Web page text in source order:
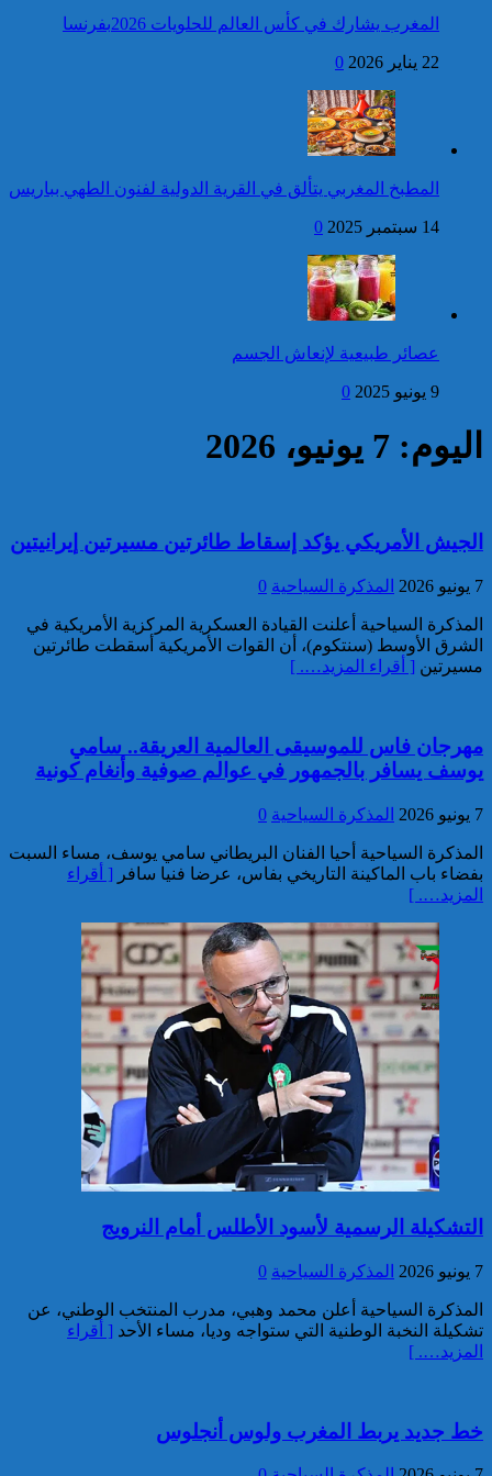
عيد العرش : أمير المؤمنين
جلالة الملك يترأس حفل
الولاء بالقصر الملكي بتطوان
فتح بحث للتحقق من الأفعال
الإجرامية المنسوبة لأربع وعشرين
شخصا للاشتباه في تورطهم في
الامتناع عن القيام بعمل من أعمال
وظيفتهم بغرض الارتشاء
واستغلال النفوذ
إحصائيات مكافحة الجريمة ..
استمرار ارتفاع معدل الزجر
بالعنف
تقديم 17 موقوفا على أنظار النيابة
العامة لدى محكمة الاستئناف
بالقنيطرة على إثر الأحداث التي
عرفتها منطقة سيدي الطيبي
موظف أمن يتقدم بشكاية لدى
الاستئناف بالدار البيضاء على
خلفية ادعاءات وهمية وجرائم
مزعومة نسبها له حساب على
شبكات التواصل الاجتماعي
خبير: “البيعة الإلكترونية” تكشف
تحول الإرهاب الرقمي بعد تفكيك
خلية داعشية بتطوان
بلدية إسطنبول على ذمة التحقيق
كاريكاتير
كاريكاتير
كاريكاتير
المغرب يشارك في كأس العالم للحلويات 2026بفرنسا
22 يناير 2026 0
المطبخ المغربي يتألق في القرية الدولية لفنون الطهي بباريس
14 سبتمبر 2025 0
عصائر طبيعية لإنعاش الجسم
9 يونيو 2025 0
اليوم: 7 يونيو، 2026
الجيش الأمريكي يؤكد إسقاط طائرتين مسيرتين إيرانيتين
7 يونيو 2026 المذكرة السياحية 0
المذكرة السياحية أعلنت القيادة العسكرية المركزية الأمريكية في
الشرق الأوسط (سنتكوم)، أن القوات الأمريكية أسقطت طائرتين
مسيرتين [ أقراء المزيد…. ]
مهرجان فاس للموسيقى العالمية العريقة.. سامي
يوسف يسافر بالجمهور في عوالم صوفية وأنغام كونية
7 يونيو 2026 المذكرة السياحية 0
المذكرة السياحية أحيا الفنان البريطاني سامي يوسف، مساء السبت
بفضاء باب الماكينة التاريخي بفاس، عرضا فنيا سافر [ أقراء
المزيد…. ]
التشكيلة الرسمية لأسود الأطلس أمام النرويج
7 يونيو 2026 المذكرة السياحية 0
المذكرة السياحية أعلن محمد وهبي، مدرب المنتخب الوطني، عن
تشكيلة النخبة الوطنية التي ستواجه وديا، مساء الأحد [ أقراء
المزيد…. ]
خط جديد يربط المغرب ولوس أنجلوس